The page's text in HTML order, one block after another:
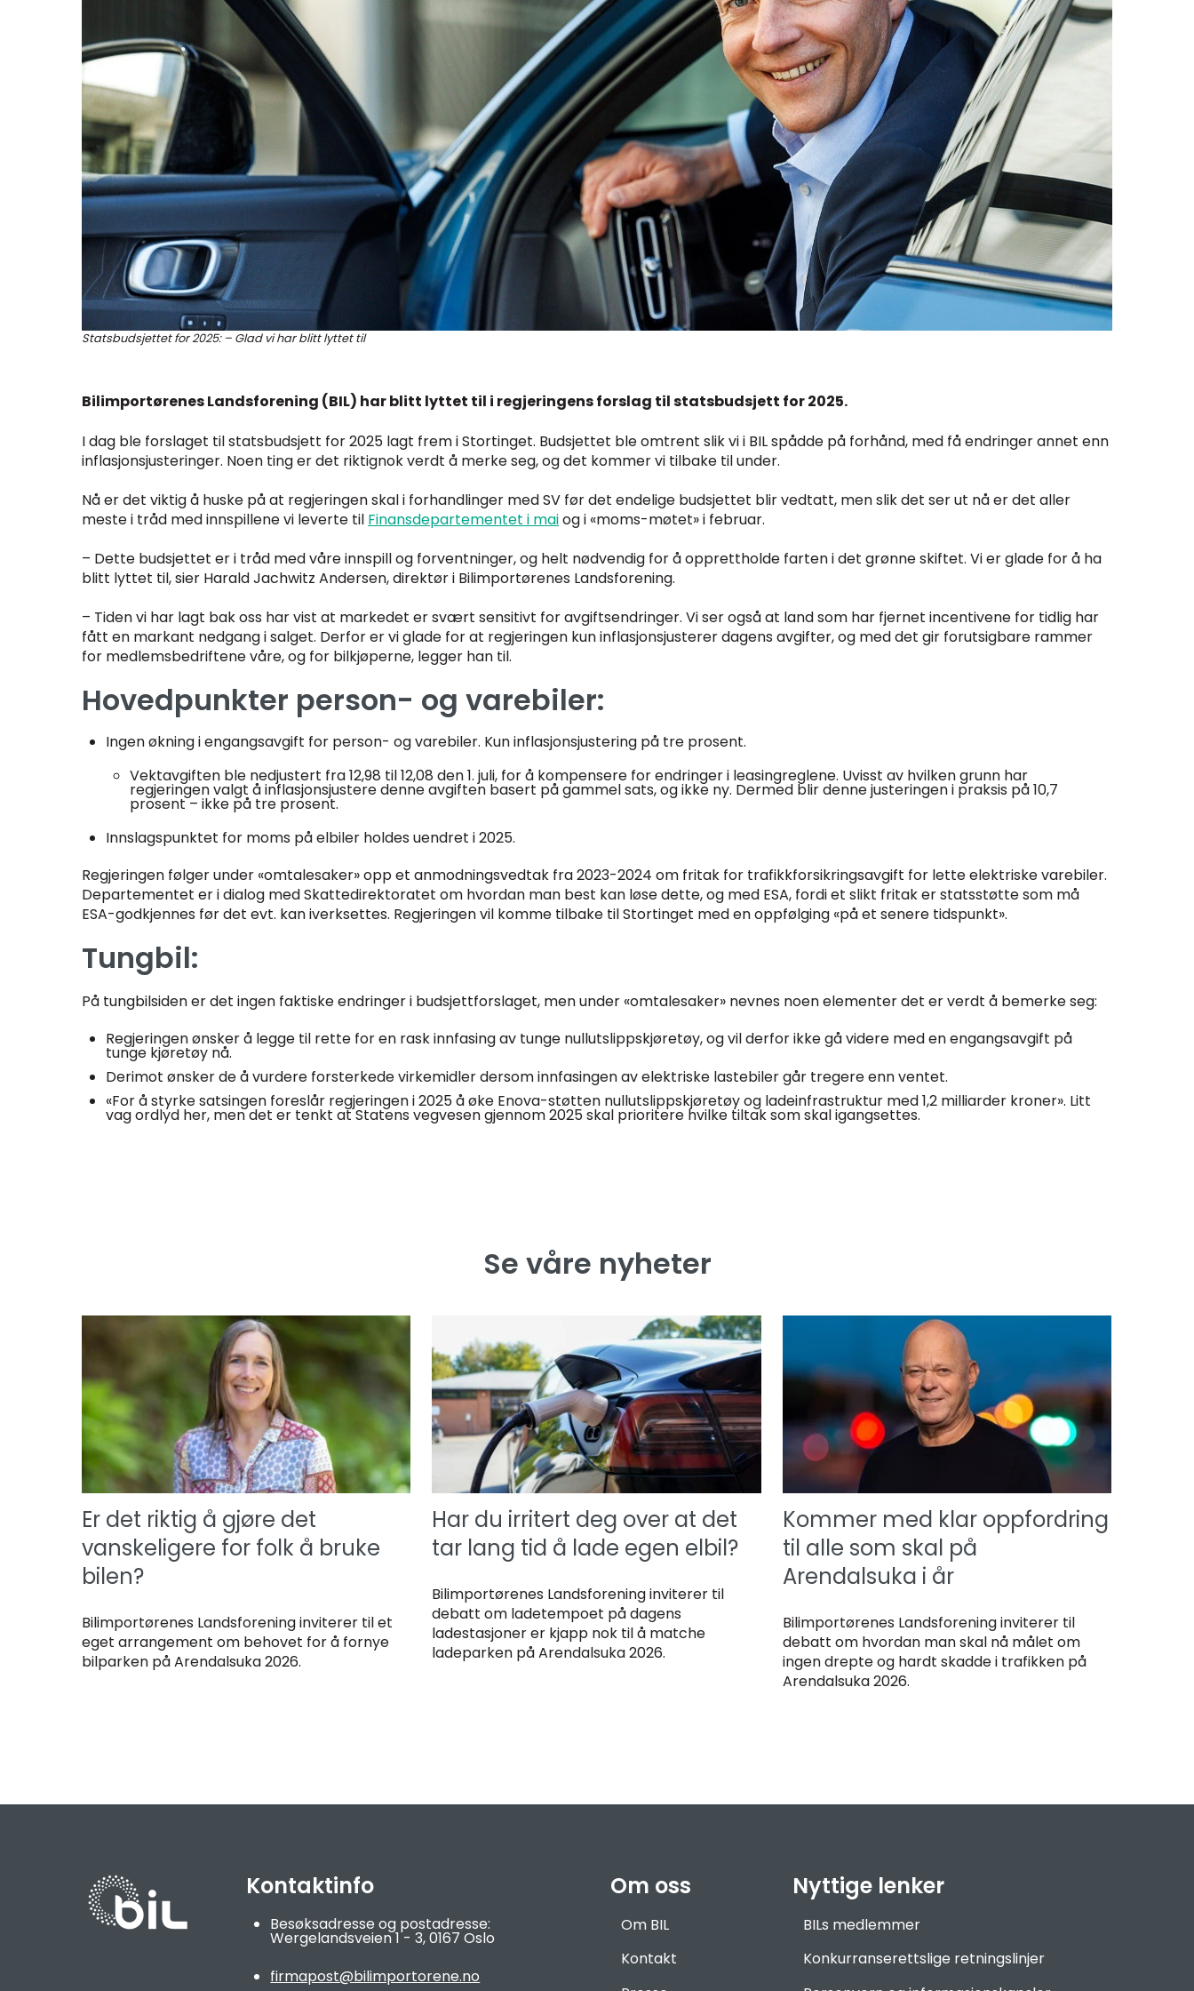
Statsbudsjettet for 2025: – Glad vi har blitt lyttet til
Bilimportørenes Landsforening (BIL) har blitt lyttet til i regjeringens forslag til statsbudsjett for 2025.
I dag ble forslaget til statsbudsjett for 2025 lagt frem i Stortinget. Budsjettet ble omtrent slik vi i BIL spådde på forhånd, med få endringer annet enn
inflasjonsjusteringer. Noen ting er det riktignok verdt å merke seg, og det kommer vi tilbake til under.
Nå er det viktig å huske på at regjeringen skal i forhandlinger med SV før det endelige budsjettet blir vedtatt, men slik det ser ut nå er det aller
meste i tråd med innspillene vi leverte til Finansdepartementet i maiog i «moms-møtet» i februar.
– Dette budsjettet er i tråd med våre innspill og forventninger, og helt nødvendig for å opprettholde farten i det grønne skiftet. Vi er glade for å ha
blitt lyttet til, sier Harald Jachwitz Andersen, direktør i Bilimportørenes Landsforening.
– Tiden vi har lagt bak oss har vist at markedet er svært sensitivt for avgiftsendringer. Vi ser også at land som har fjernet incentivene for tidlig har
fått en markant nedgang i salget. Derfor er vi glade for at regjeringen kun inflasjonsjusterer dagens avgifter, og med det gir forutsigbare rammer
for medlemsbedriftene våre, og for bilkjøperne, legger han til.
Hovedpunkter person- og varebiler:
Ingen økning i engangsavgift for person- og varebiler. Kun inflasjonsjustering på tre prosent.
Vektavgiften ble nedjustert fra 12,98 til 12,08 den 1. juli, for å kompensere for endringer i leasingreglene. Uvisst av hvilken grunn har
regjeringen valgt å inflasjonsjustere denne avgiften basert på gammel sats, og ikke ny. Dermed blir denne justeringen i praksis på 10,7
prosent – ikke på tre prosent.
Innslagspunktet for moms på elbiler holdes uendret i 2025.
Regjeringen følger under «omtalesaker» opp et anmodningsvedtak fra 2023-2024 om fritak for trafikkforsikringsavgift for lette elektriske varebiler.
Departementet er i dialog med Skattedirektoratet om hvordan man best kan løse dette, og med ESA, fordi et slikt fritak er statsstøtte som må
ESA-godkjennes før det evt. kan iverksettes. Regjeringen vil komme tilbake til Stortinget med en oppfølging «på et senere tidspunkt».
Tungbil:
På tungbilsiden er det ingen faktiske endringer i budsjettforslaget, men under «omtalesaker» nevnes noen elementer det er verdt å bemerke seg:
Regjeringen ønsker å legge til rette for en rask innfasing av tunge nullutslippskjøretøy, og vil derfor ikke gå videre med en engangsavgift på
tunge kjøretøy nå.
Derimot ønsker de å vurdere forsterkede virkemidler dersom innfasingen av elektriske lastebiler går tregere enn ventet.
«For å styrke satsingen foreslår regjeringen i 2025 å øke Enova-støtten nullutslippskjøretøy og ladeinfrastruktur med 1,2 milliarder kroner». Litt
vag ordlyd her, men det er tenkt at Statens vegvesen gjennom 2025 skal prioritere hvilke tiltak som skal igangsettes.
Se våre nyheter
Er det riktig å gjøre det
vanskeligere for folk å bruke
bilen?
Bilimportørenes Landsforening inviterer til et
eget arrangement om behovet for å fornye
bilparken på Arendalsuka 2026.
Har du irritert deg over at det
tar lang tid å lade egen elbil?
Bilimportørenes Landsforening inviterer til
debatt om ladetempoet på dagens
ladestasjoner er kjapp nok til å matche
ladeparken på Arendalsuka 2026.
Kommer med klar oppfordring
til alle som skal på
Arendalsuka i år
Bilimportørenes Landsforening inviterer til
debatt om hvordan man skal nå målet om
ingen drepte og hardt skadde i trafikken på
Arendalsuka 2026.
Kontaktinfo
Besøksadresse og postadresse:
Wergelandsveien 1 - 3,0167 Oslo
firmapost@bilimportorene.no
Om oss
Om BIL
Kontakt
Nyttige lenker
BILs medlemmer
Konkurranserettslige retningslinjer